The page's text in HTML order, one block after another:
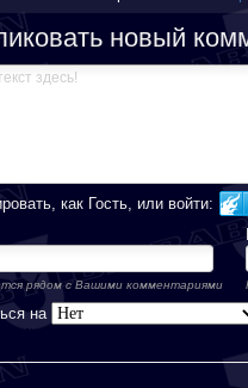
новый
как Гость, или войти:
рядом с Вашими комментариями
на